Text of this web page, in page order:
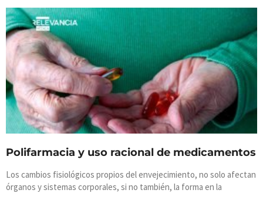
Polifarmacia y uso racional de medicamentos
Los cambios fisiológicos propios del envejecimiento, no solo afectan
órganos y sistemas corporales, si no también, la forma en la